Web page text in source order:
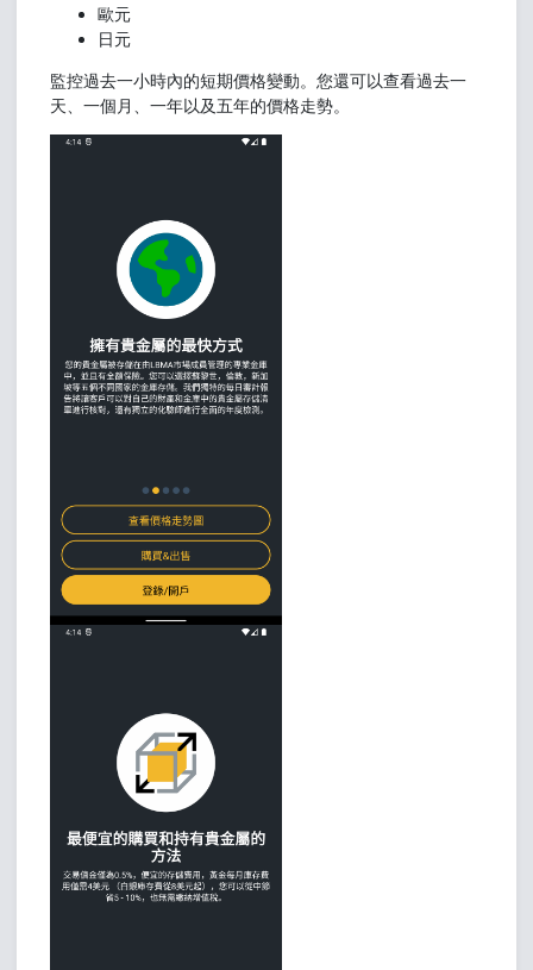
歐元
日元
監控過去一小時內的短期價格變動。您還可以查看過去一
天、一個月、一年以及五年的價格走勢。